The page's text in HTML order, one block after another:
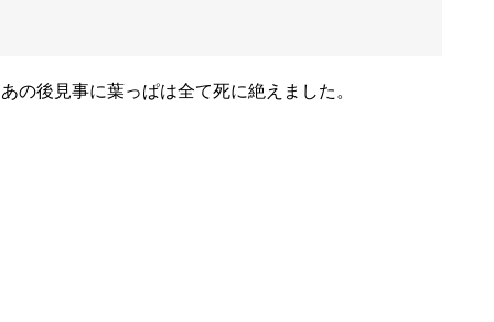
の後見事に葉っぱは全て死に絶えました。